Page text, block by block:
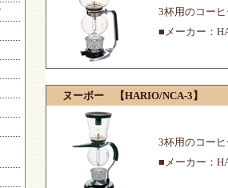
3杯用のコー
■メーカー：
ヌーボー 【HARIO/NCA-3】
3杯用のコー
■メーカー：